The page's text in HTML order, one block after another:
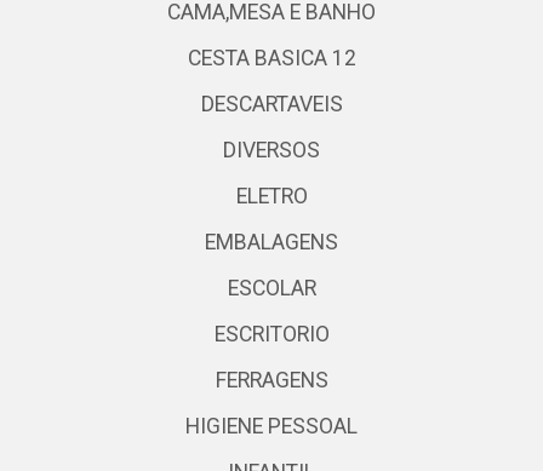
CAMA,MESA E BANHO
CESTA BASICA 12
DESCARTAVEIS
DIVERSOS
ELETRO
EMBALAGENS
ESCOLAR
ESCRITORIO
FERRAGENS
HIGIENE PESSOAL